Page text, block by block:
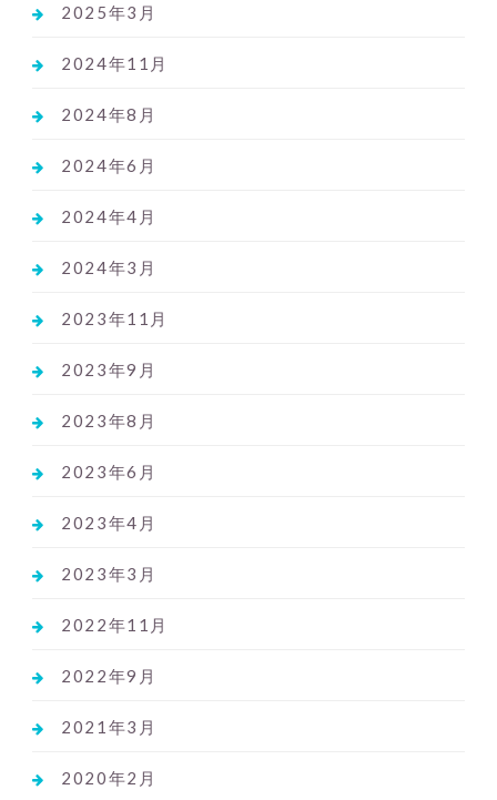
2025年3月
2024年11月
2024年8月
2024年6月
2024年4月
2024年3月
2023年11月
2023年9月
2023年8月
2023年6月
2023年4月
2023年3月
2022年11月
2022年9月
2021年3月
2020年2月